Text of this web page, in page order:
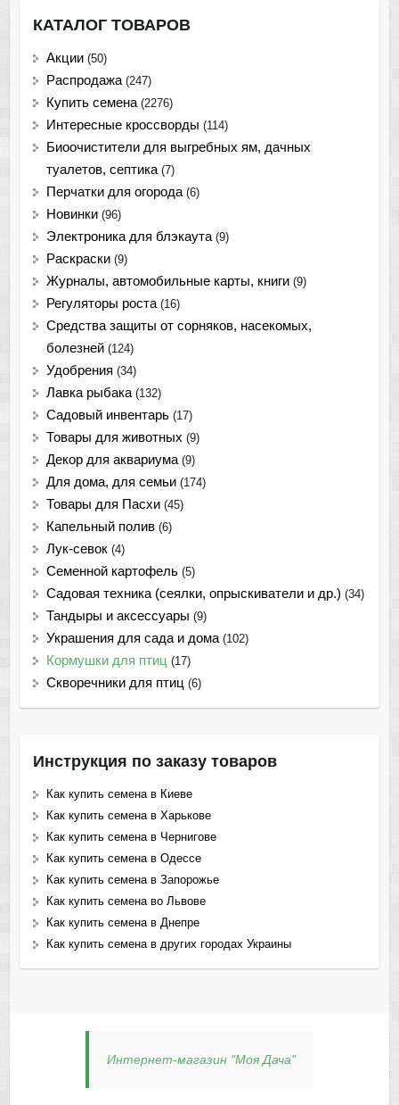
КАТАЛОГ ТОВАРОВ
Акции (50)
Распродажа (247)
Купить семена (2276)
Интересные кроссворды (114)
Биоочистители для выгребных ям, дачных
туалетов, септика (7)
Перчатки для огорода (6)
Новинки (96)
Электроника для блэкаута (9)
Раскраски (9)
Журналы, автомобильные карты, книги (9)
Регуляторы роста (16)
Средства защиты от сорняков, насекомых,
болезней (124)
Удобрения (34)
Лавка рыбака (132)
Садовый инвентарь (17)
Товары для животных (9)
Декор для аквариума (9)
Для дома, для семьи (174)
Товары для Пасхи (45)
Капельный полив (6)
Лук-севок (4)
Семенной картофель (5)
Садовая техника (сеялки, опрыскиватели и др.) (34)
Тандыры и аксессуары (9)
Украшения для сада и дома (102)
Кормушки для птиц (17)
Скворечники для птиц (6)
Инструкция по заказу товаров
Как купить семена в Киеве
Как купить семена в Харькове
Как купить семена в Чернигове
Как купить семена в Одессе
Как купить семена в Запорожье
Как купить семена во Львове
Как купить семена в Днепре
Как купить семена в других городах Украины
Интернет-магазин "Моя Дача"